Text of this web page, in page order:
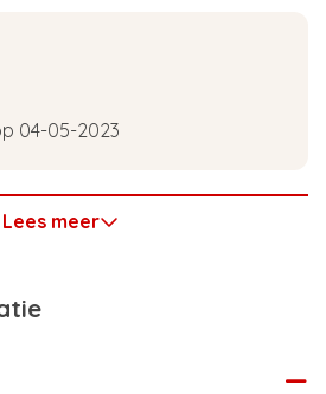
04-05-2023
Lees meer